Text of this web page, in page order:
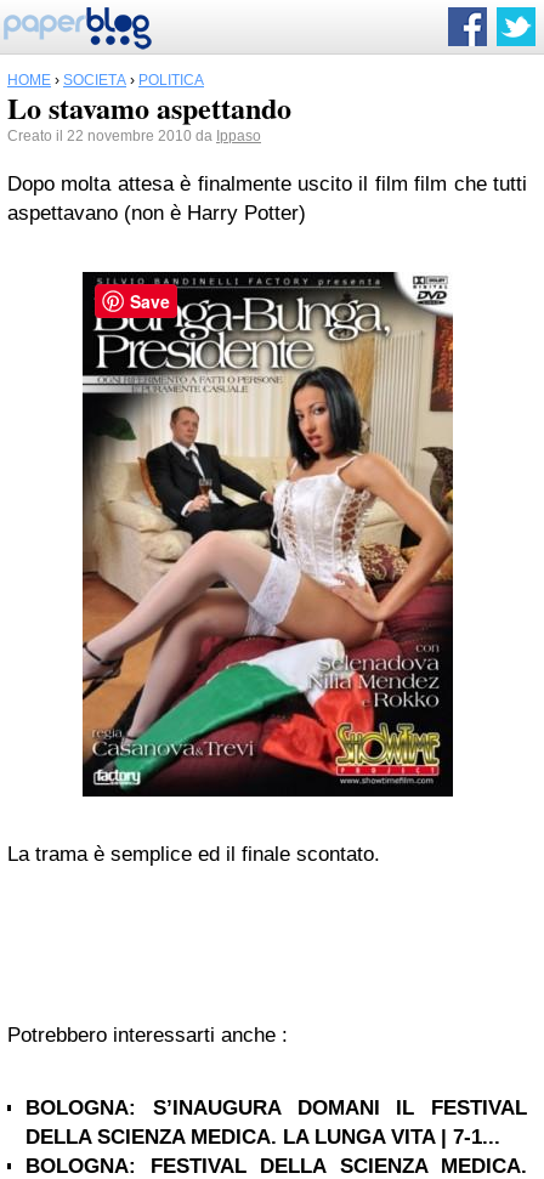
HOME › SOCIETÀ › POLITICA
Lo stavamo aspettando
Creato il 22 novembre 2010 da Ippaso
Dopo molta attesa è finalmente uscito il film film che tutti
aspettavano (non è Harry Potter)
La trama è semplice ed il finale scontato.
Potrebbero interessarti anche :
BOLOGNA: S’INAUGURA DOMANI IL FESTIVAL
DELLA SCIENZA MEDICA. LA LUNGA VITA | 7-1...
BOLOGNA: FESTIVAL DELLA SCIENZA MEDICA.
Save